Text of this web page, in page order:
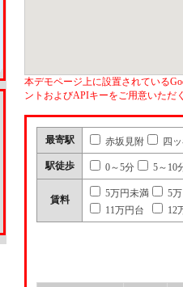
本デモページ上に設置されている
ントおよびAPIキーをご用意いただ
最寄駅 赤坂見附 四
駅徒歩 0～5分 5～10
賃料
5万円未満
5
11万円台
12